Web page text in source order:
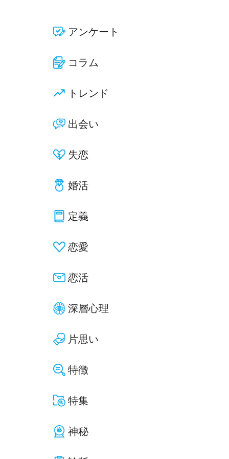
アンケート
コラム
トレンド
出会い
失恋
婚活
定義
恋愛
恋活
深層心理
片思い
特徴
特集
神秘